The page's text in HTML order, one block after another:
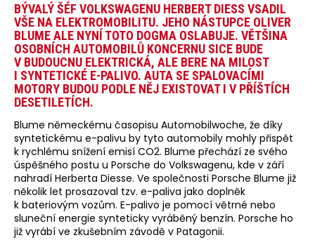
BÝVALÝ ŠÉF VOLKSWAGENU HERBERT DIESS VSADIL
VŠE NA ELEKTROMOBILITU. JEHO NÁSTUPCE OLIVER
BLUME ALE NYNÍ TOTO DOGMA OSLABUJE. VĚTŠINA
OSOBNÍCH AUTOMOBILŮ KONCERNU SICE BUDE
V BUDOUCNU ELEKTRICKÁ, ALE BERE NA MILOST
I SYNTETICKÉ E-PALIVO. AUTA SE SPALOVACÍMI
MOTORY BUDOU PODLE NĚJ EXISTOVAT I V PŘÍŠTÍCH
DESETILETÍCH.
Blume německému časopisu Automobilwoche, že díky
syntetickému e-palivu by tyto automobily mohly přispět
k rychlému snížení emisí CO2. Blume přechází ze svého
úspěšného postu u Porsche do Volkswagenu, kde v září
nahradí Herberta Diesse. Ve společnosti Porsche Blume již
několik let prosazoval tzv. e-paliva jako doplněk
k bateriovým vozům. E-palivo je pomocí větrné nebo
sluneční energie synteticky vyráběný benzín. Porsche ho
již vyrábí ve zkušebním závodě v Patagonii.